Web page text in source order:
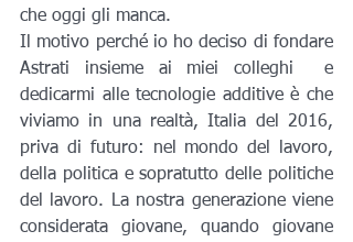
che oggi gli manca.
Il motivo perché io ho deciso di fondare
Astrati insieme ai miei colleghi  e
dedicarmi alle tecnologie additive è che
viviamo in una realtà, Italia del 2016,
priva di futuro: nel mondo del lavoro,
della politica e sopratutto delle politiche
del lavoro. La nostra generazione viene
considerata giovane, quando giovane